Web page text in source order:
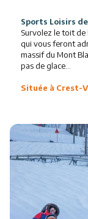
Sports Loisirs
Survolez le toit de
qui vous feront
massif du Mont
pas de glace…
Située à Crest-